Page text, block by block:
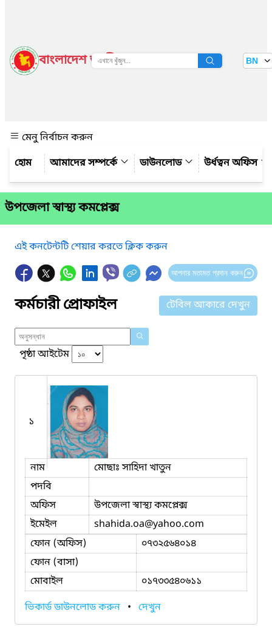
বাংলাদেশ জাতীয় তথ্য বাতায়ন BN
মেনু নির্বাচন করুন
আমাদের সম্পর্কে
ডাউনলোড উর্ধত্বন অফিস
উপজেলা স্বাস্থ্য কমপ্লেক্স
এই কনটেন্টটি শেয়ার করতে ক্লিক করুন
আপনার মতামত প্রদান করুন
কর্মচারী প্রোফাইল টেবিল আকারে দেখুন
পৃষ্ঠা আইটেম
১
নাম
মোছাঃ সাহিদা খাতুন
পদবি
অফিস
উপজেলা স্বাস্থ্য কমপ্লেক্স
ইমেইল
shahida.oa@yahoo.com
ফোন (অফিস)
০৭৩২৫৬৪০১৪
ফোন (বাসা)
মোবাইল
০১৭৩৩৫৪০৬১১
ভিকার্ড ডাউনলোড করুন • দেখুন